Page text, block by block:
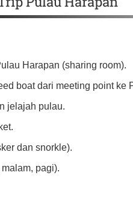
Harapan (sharing room).
boat dari meeting point ke
jelajah pulau.
dan snorkle).
pagi).